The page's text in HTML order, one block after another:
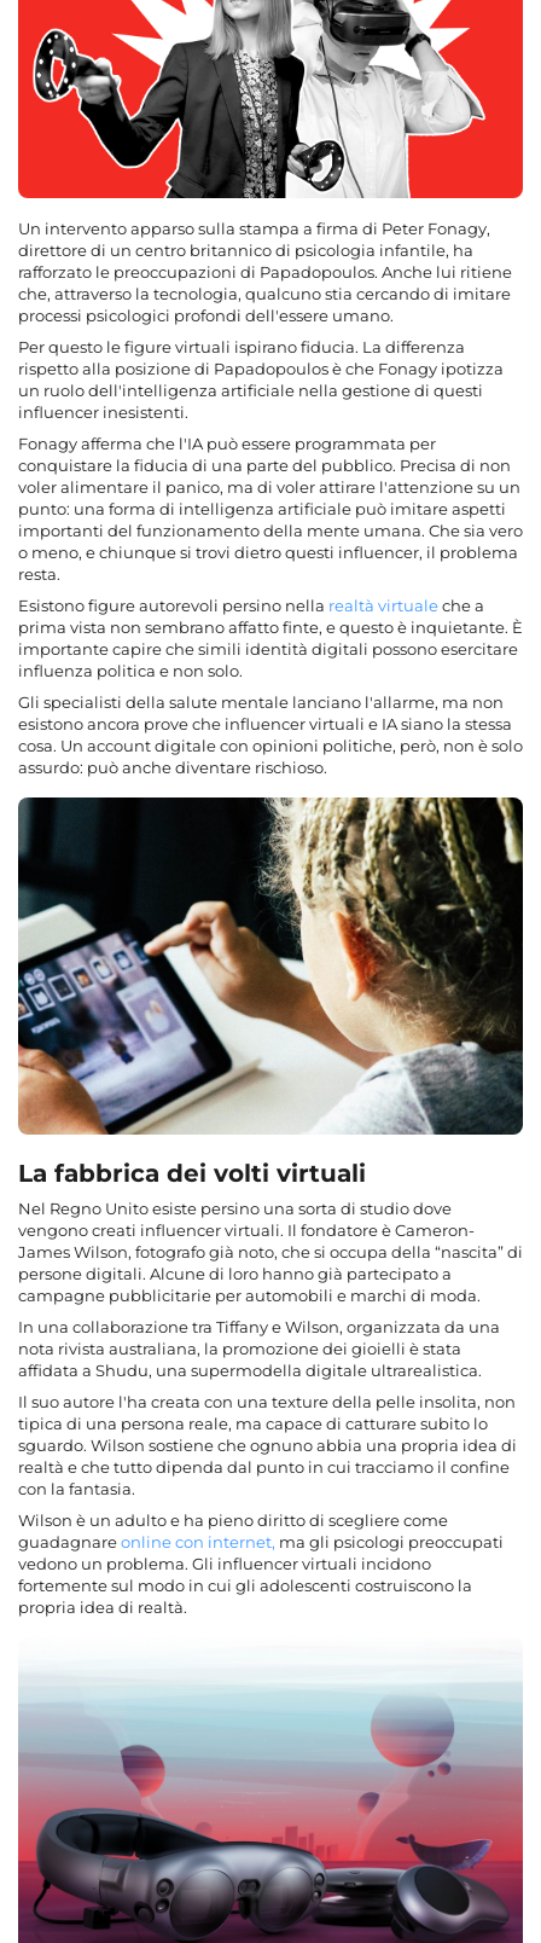
Un intervento apparso sulla stampa a firma di Peter Fonagy,
direttore di un centro britannico di psicologia infantile, ha
rafforzato le preoccupazioni di Papadopoulos. Anche lui ritiene
che, attraverso la tecnologia, qualcuno stia cercando di imitare
processi psicologici profondi dell'essere umano.
Per questo le figure virtuali ispirano fiducia. La differenza
rispetto alla posizione di Papadopoulos è che Fonagy ipotizza
un ruolo dell'intelligenza artificiale nella gestione di questi
influencer inesistenti.
Fonagy afferma che l'IA può essere programmata per
conquistare la fiducia di una parte del pubblico. Precisa di non
voler alimentare il panico, ma di voler attirare l'attenzione su un
punto: una forma di intelligenza artificiale può imitare aspetti
importanti del funzionamento della mente umana. Che sia vero
o meno, e chiunque si trovi dietro questi influencer, il problema
resta.
Esistono figure autorevoli persino nella realtà virtualeche a
prima vista non sembrano affatto finte, e questo è inquietante. È
importante capire che simili identità digitali possono esercitare
influenza politica e non solo.
Gli specialisti della salute mentale lanciano l'allarme, ma non
esistono ancora prove che influencer virtuali e IA siano la stessa
cosa. Un account digitale con opinioni politiche, però, non è solo
assurdo: può anche diventare rischioso.
La fabbrica dei volti virtuali
Nel Regno Unito esiste persino una sorta di studio dove
vengono creati influencer virtuali. Il fondatore è Cameron-
James Wilson, fotografo già noto, che si occupa della “nascita” di
persone digitali. Alcune di loro hanno già partecipato a
campagne pubblicitarie per automobili e marchi di moda.
In una collaborazione tra Tiffany e Wilson, organizzata da una
nota rivista australiana, la promozione dei gioielli è stata
affidata a Shudu, una supermodella digitale ultrarealistica.
Il suo autore l'ha creata con una texture della pelle insolita, non
tipica di una persona reale, ma capace di catturare subito lo
sguardo. Wilson sostiene che ognuno abbia una propria idea di
realtà e che tutto dipenda dal punto in cui tracciamo il confine
con la fantasia.
Wilson è un adulto e ha pieno diritto di scegliere come
guadagnareonlinecon internet, ma gli psicologi preoccupati
vedono un problema. Gli influencer virtuali incidono
fortemente sul modo in cui gli adolescenti costruiscono la
propria idea di realtà.